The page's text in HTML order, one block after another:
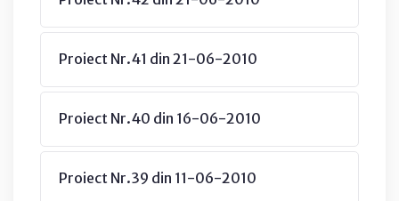
Proiect Nr.41 din 21-06-2010
Proiect Nr.40 din 16-06-2010
Proiect Nr.39 din 11-06-2010